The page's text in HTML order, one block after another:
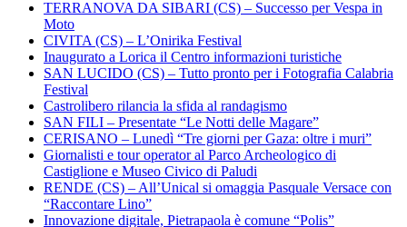
TERRANOVA DA SIBARI (CS) – Successo per Vespa in
Moto
CIVITA (CS) – L’Onirika Festival
Inaugurato a Lorica il Centro informazioni turistiche
SAN LUCIDO (CS) – Tutto pronto per i Fotografia Calabria
Festival
Castrolibero rilancia la sfida al randagismo
SAN FILI – Presentate “Le Notti delle Magare”
CERISANO – Lunedì “Tre giorni per Gaza: oltre i muri”
Giornalisti e tour operator al Parco Archeologico di
Castiglione e Museo Civico di Paludi
RENDE (CS) – All’Unical si omaggia Pasquale Versace con
“Raccontare Lino”
Innovazione digitale, Pietrapaola è comune “Polis”